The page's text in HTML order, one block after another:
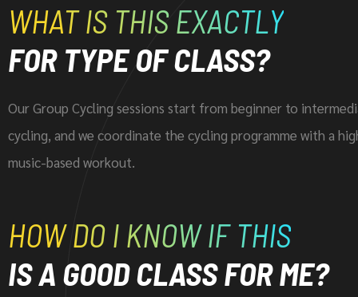
WHAT IS THIS EXACTLY
FOR TYPE OF CLASS?
Our Group Cycling sessions start from beginner to
cycling, and we coordinate the cycling programme with a
music-based workout.
HOW DO I KNOW IF THIS
IS A GOOD CLASS FOR ME?